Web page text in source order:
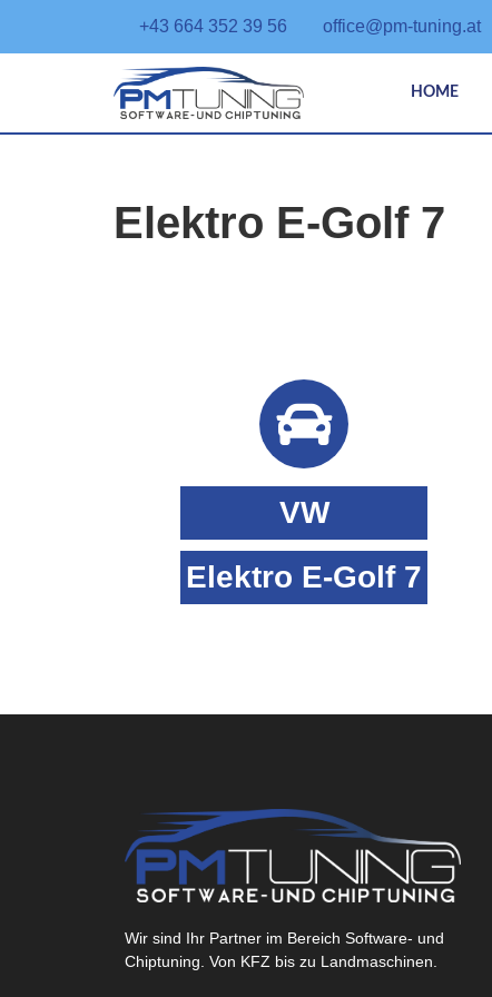
+43 664 352 39 56 office@pm-tuning.at
HOME
Elektro E-Golf 7
VW
Elektro E-Golf 7
Wir sind Ihr Partner im Bereich Software- und
Chiptuning. Von KFZ bis zu Landmaschinen.